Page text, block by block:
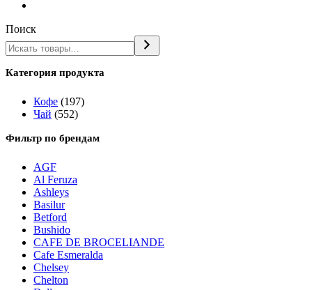
Поиск
Категория продукта
Кофе (197)
Чай (552)
Фильтр по брендам
AGF
Al Feruza
Ashleys
Basilur
Betford
Bushido
CAFE DE BROCELIANDE
Cafe Esmeralda
Chelsey
Chelton